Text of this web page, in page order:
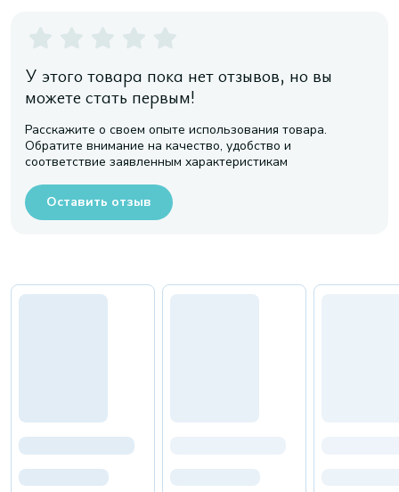
У этого товара пока нет отзывов, но вы
можете стать первым!
Расскажите о своем опыте использования товара.
Обратите внимание на качество, удобство и
соответствие заявленным характеристикам
Оставить отзыв